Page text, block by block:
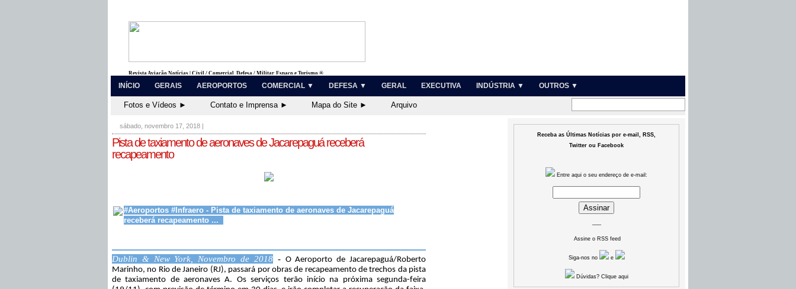
Revista Aviação Notícias | Civil / Comercial, Defesa / Militar, Espaço e Turismo ®
INÍCIO GERAIS AEROPORTOS COMERCIAL ▼ DEFESA ▼ GERAL EXECUTIVA INDÚSTRIA ▼ OUTROS ▼
Fotos e Vídeos ► Contato e Imprensa ► Mapa do Site ► Arquivo
sábado, novembro 17, 2018 |
Pista de taxiamento de aeronaves de Jacarepaguá receberá
recapeamento
#Aeroportos #Infraero - Pista de taxiamento de aeronaves de Jacarepaguá
receberá recapeamento ...
Dublin & New York, Novembro de 2018- O Aeroporto de Jacarepaguá/Roberto
Marinho, no Rio de Janeiro (RJ), passará por obras de recapeamento de trechos da pista
de taxiamento de aeronaves A. Os serviços terão início na próxima segunda-feira
Receba as Últimas Notícias por e-mail, RSS,
Twitter ou Facebook
Entre aqui o seu endereço de e-mail:
Assine o RSS feed
Siga-nos no e
Dúvidas? Clique aqui